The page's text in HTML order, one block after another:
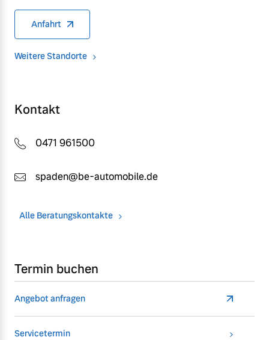
Anfahrt
Weitere Standorte
Kontakt
0471 961500
spaden@be-automobile.de
Alle Beratungskontakte
Termin buchen
Angebot anfragen
Servicetermin